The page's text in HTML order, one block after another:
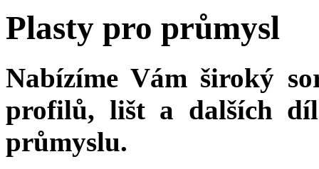
Plasty pro průmysl
Nabízíme Vám široký
profilů, lišt a dalších
průmyslu.